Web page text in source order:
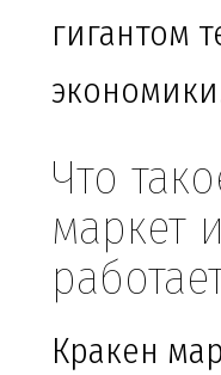
гигантом
Что
маркет
Кракен